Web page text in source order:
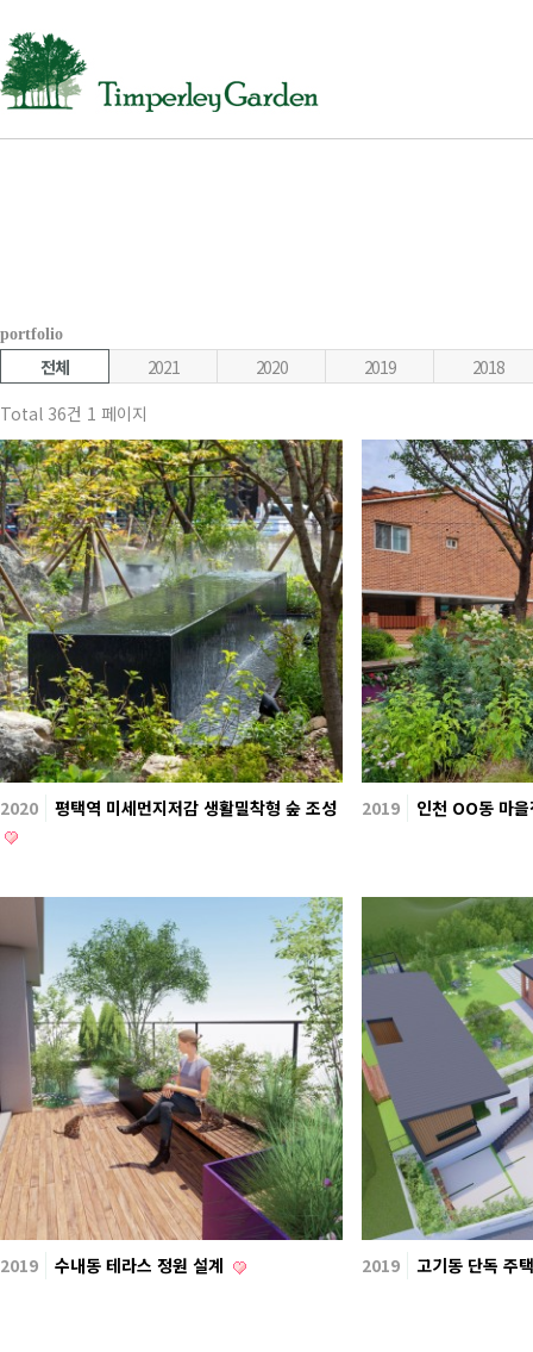
portfolio
전체 2021 2020 2019
2018
Total 36건 1 페이지
2020 평택역 미세먼지저감 생활밀착형 숲 조성 2019 인천 OO동 마
2019 수내동 테라스 정원 설계 2019 고기동 단독 주